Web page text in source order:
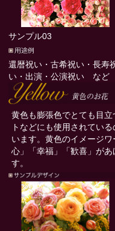
サンプル03
還暦祝い・古希祝い・長寿
い・出演・公演祝い など
黄色も膨張色でとても目
トなどにも使用されてい
います。黄色のイメージ
心」「幸福」「歓喜」が
す。